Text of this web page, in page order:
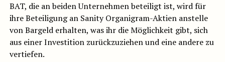
BAT, die an beiden Unternehmen beteiligt ist, wird für
ihre Beteiligung an Sanity Organigram-Aktien anstelle
von Bargeld erhalten, was ihr die Möglichkeit gibt, sich
aus einer Investition zurückzuziehen und eine andere zu
vertiefen.